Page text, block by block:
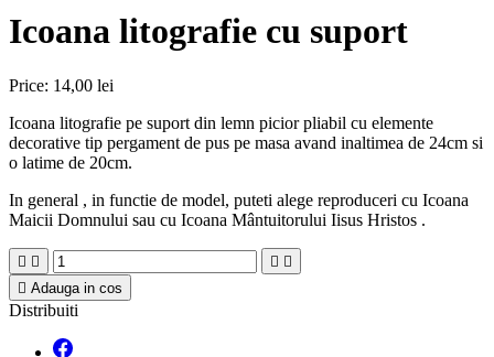
Icoana litografie cu suport
Price: 14,00 lei
Icoana litografie pe suport din lemn picior pliabil cu elemente
decorative tip pergament de pus pe masa avand inaltimea de 24cm si
o latime de 20cm.
In general , in functie de model, puteti alege reproduceri cu Icoana
Maicii Domnului sau cu Icoana Mântuitorului Iisus Hristos .
   
 Adauga in cos
Distribuiti